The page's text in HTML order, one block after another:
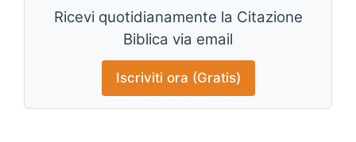
Ricevi quotidianamente la Citazione
Biblica via email
Iscriviti ora (Gratis)